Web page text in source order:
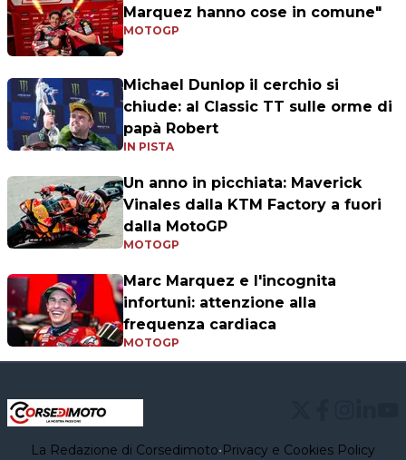
Marquez hanno cose in comune"
MOTOGP
Michael Dunlop il cerchio si
chiude: al Classic TT sulle orme di
papà Robert
IN PISTA
Un anno in picchiata: Maverick
Vinales dalla KTM Factory a fuori
dalla MotoGP
MOTOGP
Marc Marquez e l'incognita
infortuni: attenzione alla
frequenza cardiaca
MOTOGP
La Redazione di Corsedimoto•Privacy e Cookies Policy